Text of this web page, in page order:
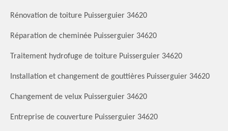
Rénovation de toiture Puisserguier 34620
Réparation de cheminée Puisserguier 34620
Traitement hydrofuge de toiture Puisserguier 34620
Installation et changement de gouttières Puisserguier 34620
Changement de velux Puisserguier 34620
Entreprise de couverture Puisserguier 34620